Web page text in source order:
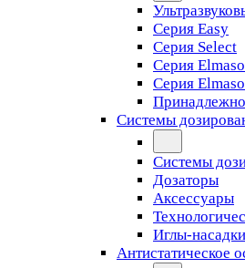
Серия Easy
Серия Select
Серия
Серия
Системы
Системы
Дозаторы
Аксессуары
Иглы-насадки
Антистатическое